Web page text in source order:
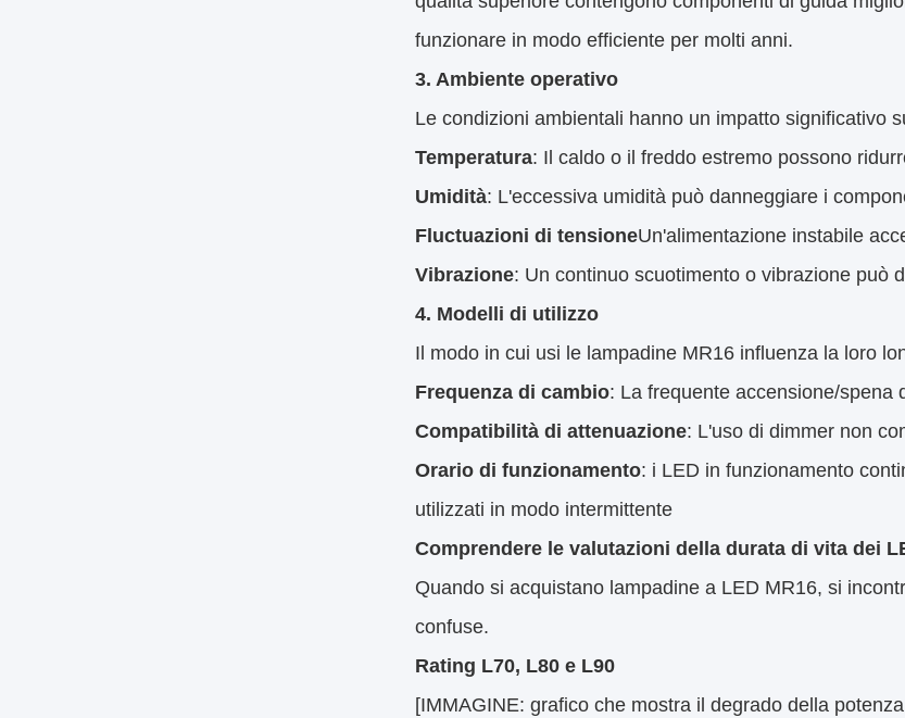
funzionare in modo efficiente per molti anni.
3. Ambiente operativo
Le condizioni ambientali hanno un impatto significativo
Temperatura: Il caldo o il freddo estremo possono
Umidità: L'eccessiva umidità può danneggiare i
Fluctuazioni di tensioneUn'alimentazione instabile
Vibrazione: Un continuo scuotimento o vibrazione può
4. Modelli di utilizzo
Il modo in cui usi le lampadine MR16 influenza la loro
Frequenza di cambio: La frequente accensione/spena
Compatibilità di attenuazione: L'uso di dimmer non
Orario di funzionamento: i LED in funzionamento
utilizzati in modo intermittente
Comprendere le valutazioni della durata di vita dei
Quando si acquistano lampadine a LED MR16, si
confuse.
Rating L70, L80 e L90
[IMMAGINE: grafico che mostra il degrado della